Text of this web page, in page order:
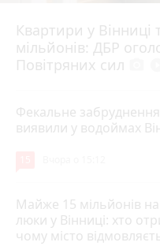
Квартири у Вінниці
мільйонів: ДБР
Повітряних сил
6 серпня 2026 р.
Фекальне
виявили у водоймах
Майже 15 мільйонів
люки у Вінниці: хто
чому місто